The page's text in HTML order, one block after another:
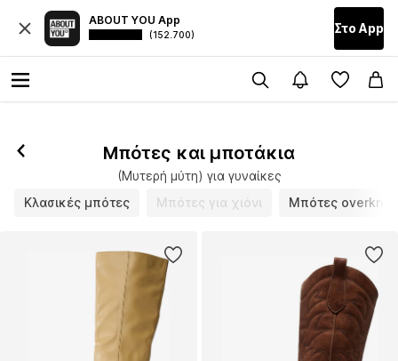
ABOUT YOU App
(152.700) Στο Αpp
Μπότες και μποτάκια
(Μυτερή μύτη) για γυναίκες
Κλασικές μπότες
Μπότες για χιόνι Μπότες overknee